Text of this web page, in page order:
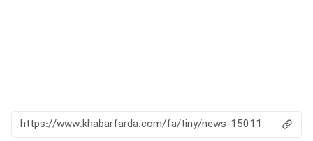
https://www.khabarfarda.com/fa/